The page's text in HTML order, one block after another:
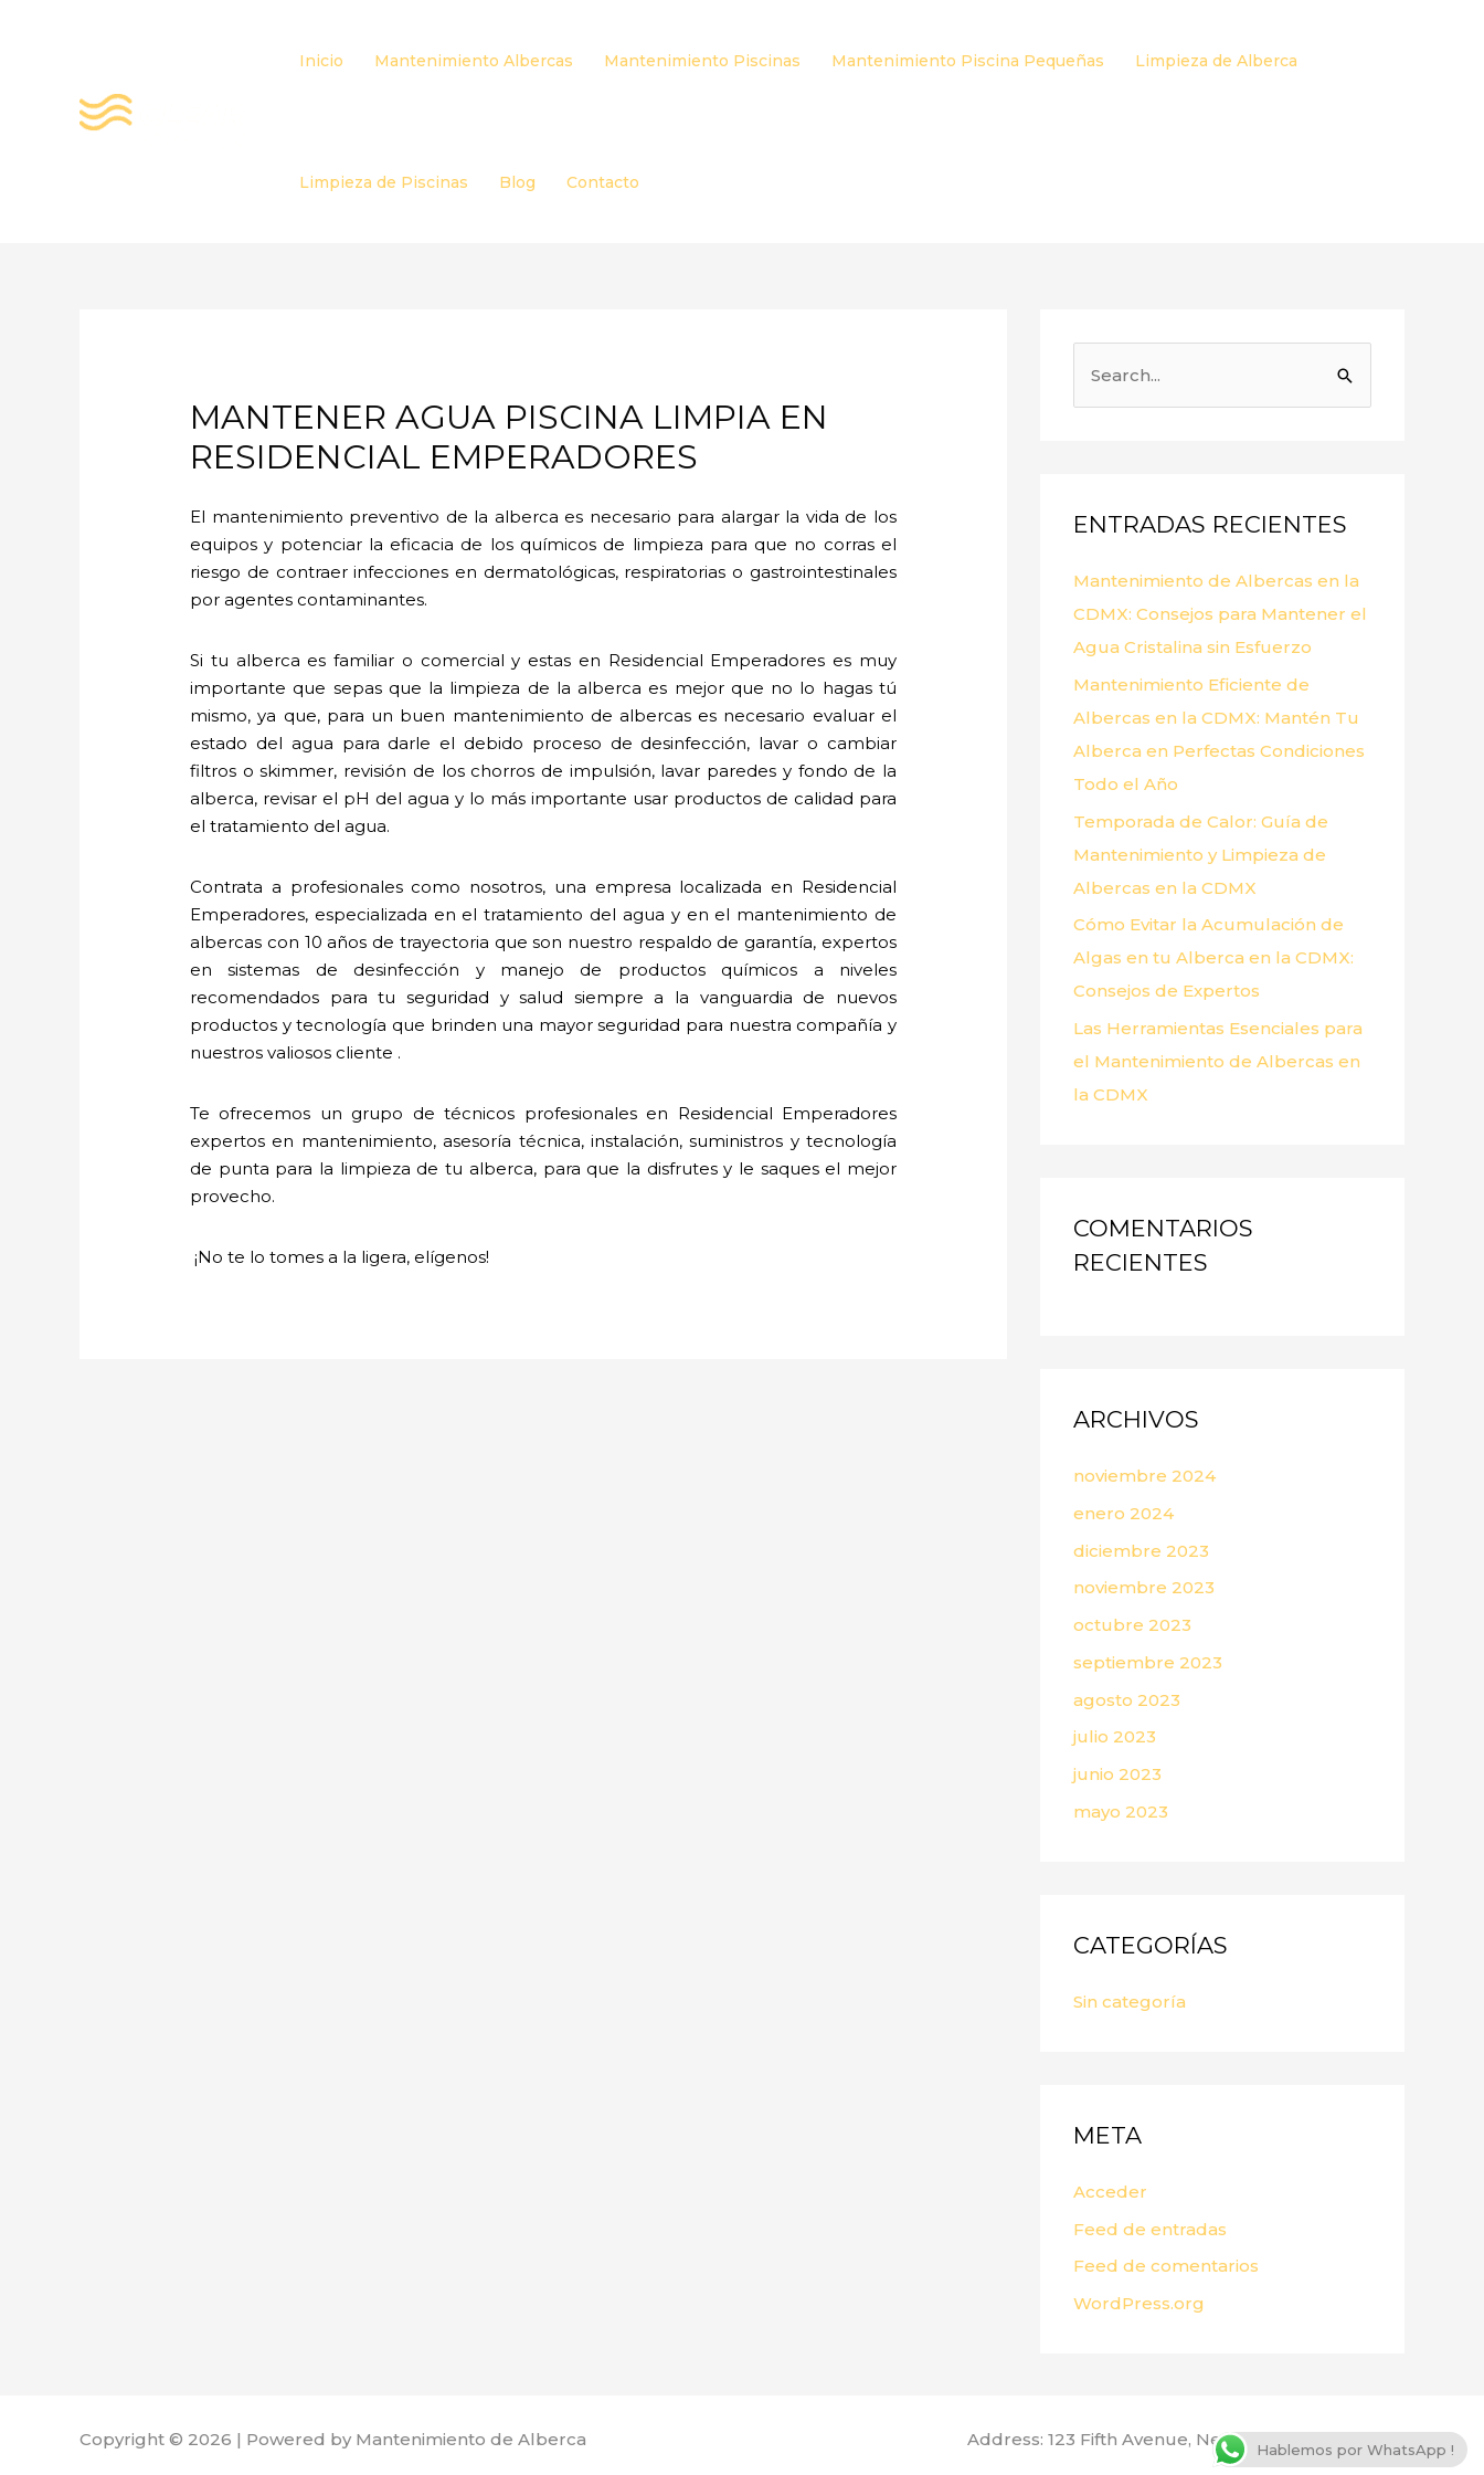
Inicio Mantenimiento Albercas Mantenimiento Piscinas Mantenimiento Piscina Pequeñas Limpieza de Alberca
Limpieza de Piscinas Blog Contacto
MANTENER AGUA PISCINA LIMPIA EN
RESIDENCIAL EMPERADORES
El mantenimiento preventivo de la alberca es necesario para alargar la vida de los
equipos y potenciar la eficacia de los químicos de limpieza para que no corras el
riesgo de contraer infecciones en dermatológicas, respiratorias o gastrointestinales
por agentes contaminantes.
Si tu alberca es familiar o comercial y estas en Residencial Emperadores es muy
importante que sepas que la limpieza de la alberca es mejor que no lo hagas tú
mismo, ya que, para un buen mantenimiento de albercas es necesario evaluar el
estado del agua para darle el debido proceso de desinfección, lavar o cambiar
filtros o skimmer, revisión de los chorros de impulsión, lavar paredes y fondo de la
alberca, revisar el pH del agua y lo más importante usar productos de calidad para
el tratamiento del agua.
Contrata a profesionales como nosotros, una empresa localizada en Residencial
Emperadores, especializada en el tratamiento del agua y en el mantenimiento de
albercas con 10 años de trayectoria que son nuestro respaldo de garantía, expertos
en sistemas de desinfección y manejo de productos químicos a niveles
recomendados para tu seguridad y salud siempre a la vanguardia de nuevos
productos y tecnología que brinden una mayor seguridad para nuestra compañía y
nuestros valiosos cliente .
Te ofrecemos un grupo de técnicos profesionales en Residencial Emperadores
expertos en mantenimiento, asesoría técnica, instalación, suministros y tecnología
de punta para la limpieza de tu alberca, para que la disfrutes y le saques el mejor
provecho.
¡No te lo tomes a la ligera, elígenos!
r
o
r
:
ENTRADAS RECIENTES
Mantenimiento de Albercas en la
CDMX: Consejos para Mantener el
Agua Cristalina sin Esfuerzo
Mantenimiento Eficiente de
Albercas en la CDMX: Mantén Tu
Alberca en Perfectas Condiciones
Todo el Año
Temporada de Calor: Guía de
Mantenimiento y Limpieza de
Albercas en la CDMX
Cómo Evitar la Acumulación de
Algas en tu Alberca en la CDMX:
Consejos de Expertos
Las Herramientas Esenciales para
el Mantenimiento de Albercas en
la CDMX
COMENTARIOS
RECIENTES
ARCHIVOS
noviembre 2024
enero 2024
diciembre 2023
noviembre 2023
octubre 2023
septiembre 2023
agosto 2023
julio 2023
junio 2023
mayo 2023
CATEGORÍAS
Sin categoría
META
Acceder
Feed de entradas
Feed de comentarios
WordPress.org
Copyright © 2026 | Powered by Mantenimiento de Alberca Address: 123 Fifth Avenue, New York, NY 10160, USA
Hablemos por WhatsApp !